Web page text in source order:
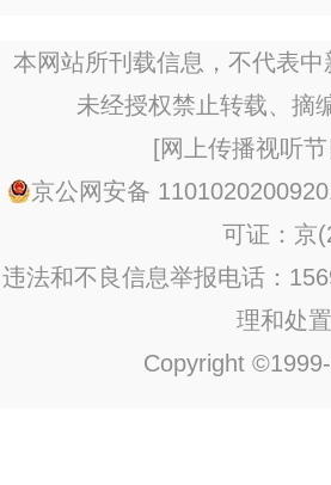
宁举行
本网站所刊载信息，不代表
未经授权禁止转载、摘
[网上传播视听
京公网安备
可证：京
违法和不良信息举报电话：
理和处
Copyright